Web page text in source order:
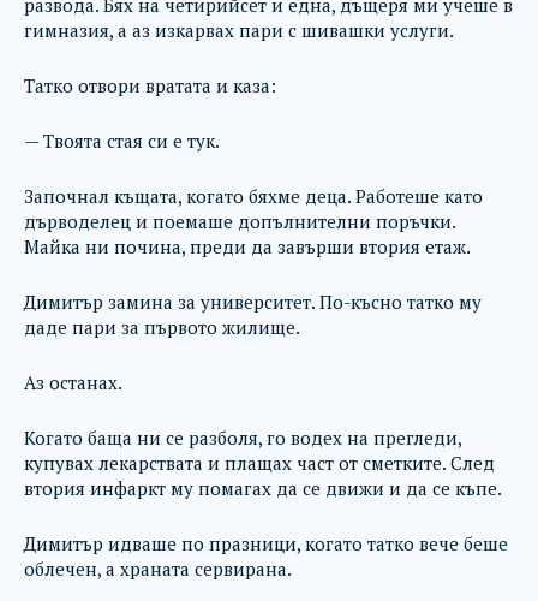
развода. Бях на четирийсет и една, дъщеря ми учеше в
гимназия, а аз изкарвах пари с шивашки услуги.
Татко отвори вратата и каза:
— Твоята стая си е тук.
Започнал къщата, когато бяхме деца. Работеше като
дърводелец и поемаше допълнителни поръчки.
Майка ни почина, преди да завърши втория етаж.
Димитър замина за университет. По-късно татко му
даде пари за първото жилище.
Аз останах.
Когато баща ни се разболя, го водех на прегледи,
купувах лекарствата и плащах част от сметките. След
втория инфаркт му помагах да се движи и да се къпе.
Димитър идваше по празници, когато татко вече беше
облечен, а храната сервирана.